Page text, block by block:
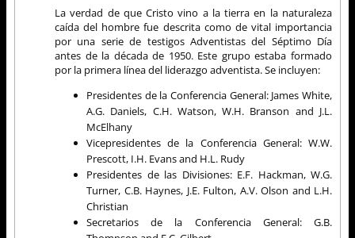
La verdad de que Cristo vino a la tierra en la naturaleza
caída del hombre fue descrita como de vital importancia
por una serie de testigos Adventistas del Séptimo Día
antes de la década de 1950. Este grupo estaba formado
por la primera línea del liderazgo adventista. Se incluyen:
Presidentes de la Conferencia General: James White,
A.G. Daniels, C.H. Watson, W.H. Branson and J.L.
McElhany
Vicepresidentes de la Conferencia General: W.W.
Prescott, I.H. Evans and H.L. Rudy
Presidentes de las Divisiones: E.F. Hackman, W.G.
Turner, C.B. Haynes, J.E. Fulton, A.V. Olson and L.H.
Christian
Secretarios de la Conferencia General: G.B.